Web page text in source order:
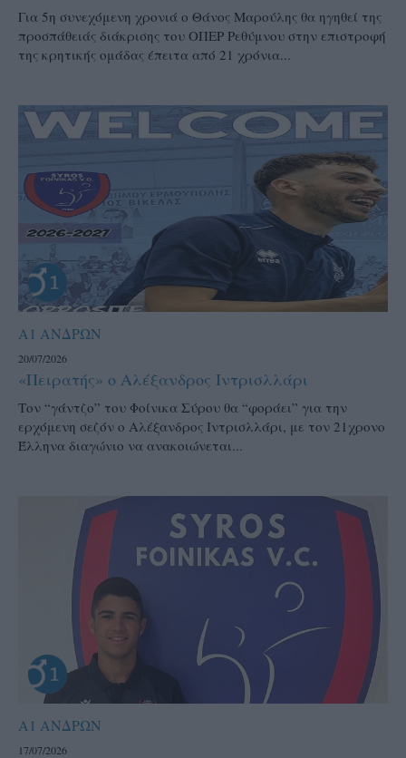
Για 5η συνεχόμενη χρονιά ο Θάνος Μαρούλης θα ηγηθεί της
προσπάθειάς διάκρισης του ΟΠΕΡ Ρεθύμνου στην επιστροφή
της κρητικής ομάδας έπειτα από 21 χρόνια...
Α1 ΑΝΔΡΩΝ
20/07/2026
«Πειρατής» ο Αλέξανδρος Ιντρισλλάρι
Τον “γάντζο” του Φοίνικα Σύρου θα “φοράει” για την
ερχόμενη σεζόν ο Αλέξανδρος Ιντρισλλάρι, με τον 21χρονο
Έλληνα διαγώνιο να ανακοιώνεται...
Α1 ΑΝΔΡΩΝ
17/07/2026